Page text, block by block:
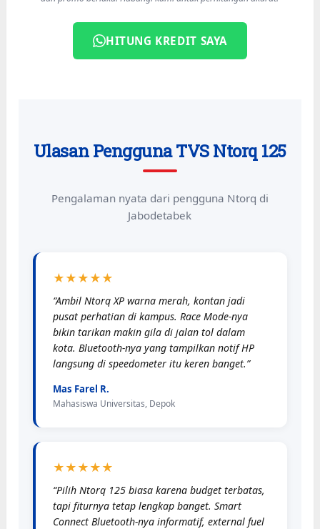
HITUNG KREDIT SAYA
Ulasan Pengguna TVS Ntorq 125
Pengalaman nyata dari pengguna Ntorq di
Jabodetabek
★★★★★
“Ambil Ntorq XP warna merah, kontan jadi
pusat perhatian di kampus. Race Mode-nya
bikin tarikan makin gila di jalan tol dalam
kota. Bluetooth-nya yang tampilkan notif HP
langsung di speedometer itu keren banget.”
Mas Farel R.
Mahasiswa Universitas, Depok
★★★★★
“Pilih Ntorq 125 biasa karena budget terbatas,
tapi fiturnya tetap lengkap banget. Smart
Connect Bluetooth-nya informatif, external fuel